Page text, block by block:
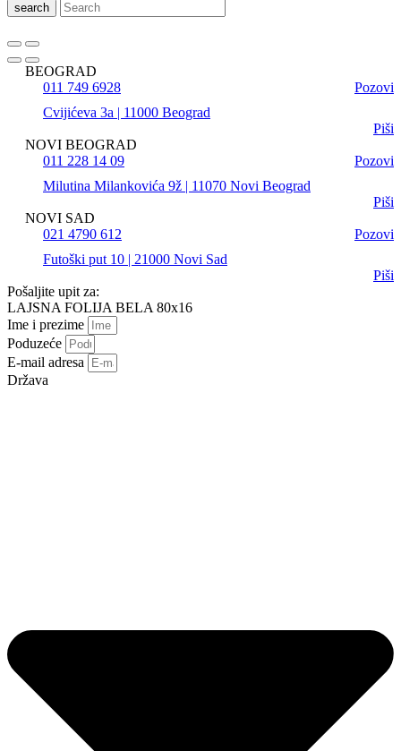
search
BEOGRAD
011 749 6928
Pozovi
Cvijićeva 3a | 11000 Beograd
Piši
NOVI BEOGRAD
011 228 14 09
Pozovi
Milutina Milankovića 9ž | 11070 Novi Beograd
Piši
NOVI SAD
021 4790 612
Pozovi
Futoški put 10 | 21000 Novi Sad
Piši
Pošaljite upit za:
LAJSNA FOLIJA BELA 80x16
Ime i prezime
Poduzeće
E-mail adresa
Država